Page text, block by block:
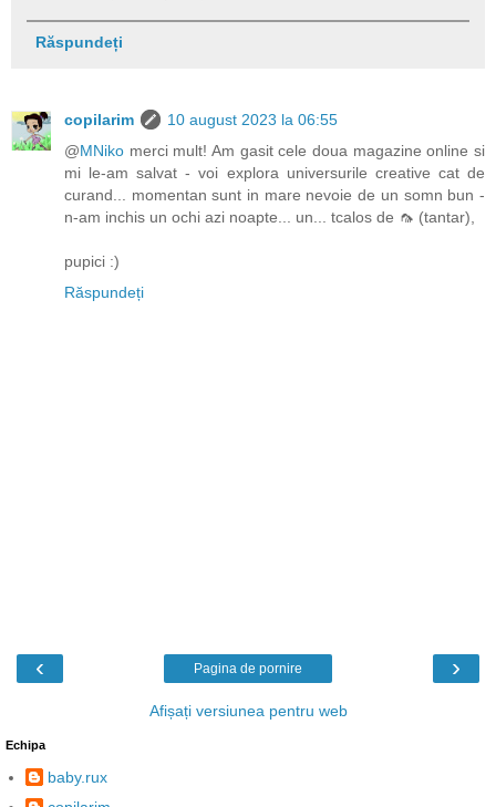
Răspundeți
copilarim
10 august 2023 la 06:55
@MNiko merci mult! Am gasit cele doua magazine online si
mi le-am salvat - voi explora universurile creative cat de
curand... momentan sunt in mare nevoie de un somn bun -
n-am inchis un ochi azi noapte... un... tcalos de 🦟 (tantar),
pupici :)
Răspundeți
‹ ›
Pagina de pornire
Afișați versiunea pentru web
Echipa
baby.rux